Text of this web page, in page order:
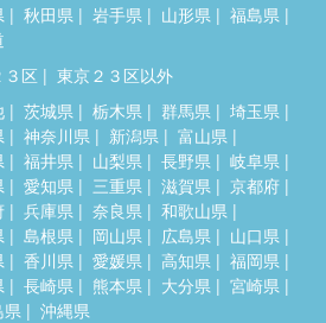
秋田県 岩手県 山形県
福島県
区 東京２３区以外
茨城県 栃木県 群馬県
埼玉県
神奈川県 新潟県
富山県
福井県 山梨県 長野県
岐阜県
愛知県 三重県 滋賀県
京都府
兵庫県 奈良県
和歌山県
島根県 岡山県 広島県
山口県
香川県 愛媛県 高知県
福岡県
長崎県 熊本県 大分県
宮崎県
県
沖縄県